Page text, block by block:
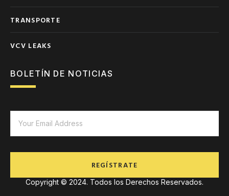
TRANSPORTE
VCV LEAKS
BOLETÍN DE NOTICIAS
REGÍSTRATE
Copyright © 2024. Todos los Derechos Reservados.